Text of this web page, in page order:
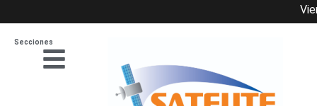
al
contenido
Secciones